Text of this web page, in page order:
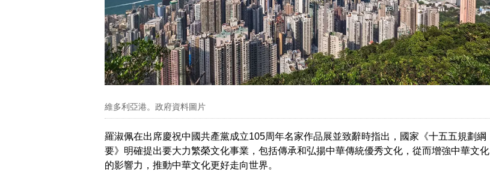
維多利亞港。政府資料圖片
羅淑佩在出席慶祝中國共產黨成立105周年名家作品展並致辭時指出，國家《十五五規劃綱
要》明確提出要大力繁榮文化事業，包括傳承和弘揚中華傳統優秀文化，從而增強中華文化
的影響力，推動中華文化更好走向世界。